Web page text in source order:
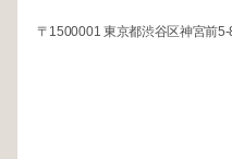
〒1500001 東京都渋谷区神宮前